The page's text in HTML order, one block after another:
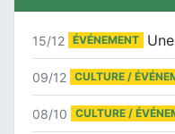
15/12 ÉVÉNEMENT
09/12 CULTURE /
08/10 CULTURE /